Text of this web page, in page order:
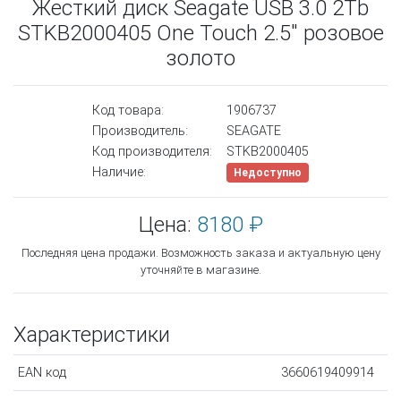
Жесткий диск Seagate USB 3.0 2Tb
STKB2000405 One Touch 2.5" розовое
золото
Код товара:
1906737
Производитель:
SEAGATE
Код производителя:
STKB2000405
Наличие:
Недоступно
Цена: 8180 ₽
Последняя цена продажи. Возможность заказа и актуальную цену
уточняйте в магазине.
Характеристики
EAN код 3660619409914